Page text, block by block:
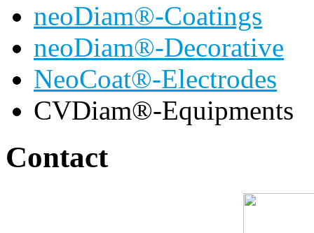
neoDiam®-Coatings
neoDiam®-Decorative
NeoCoat®-Electrodes
CVDiam®-Equipments
Contact